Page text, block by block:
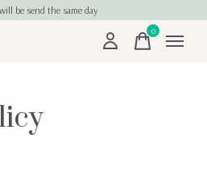
be send the same day
0items